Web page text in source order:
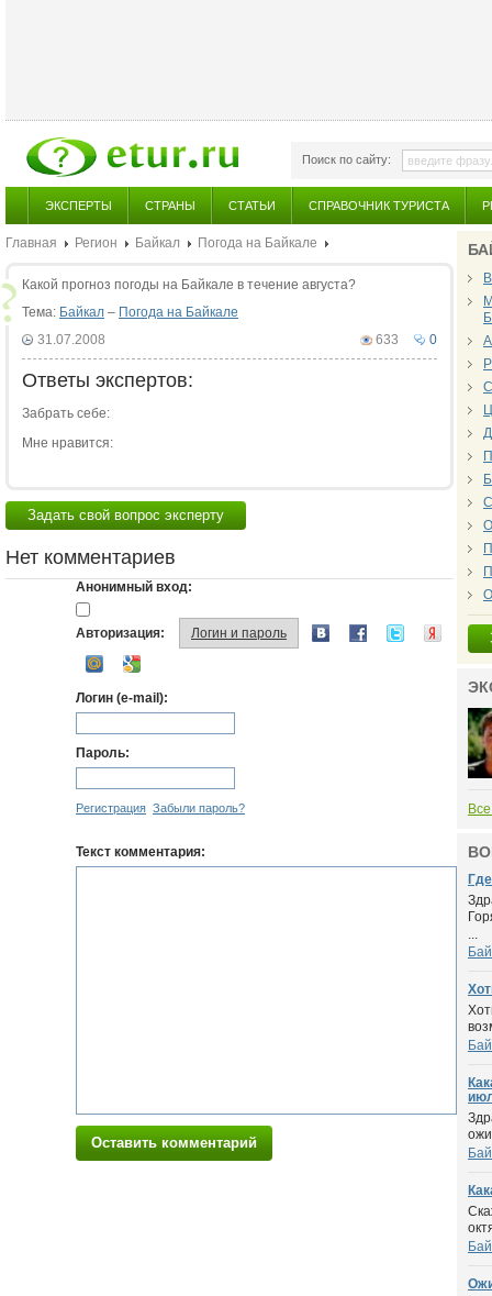
Поиск по сайту:
ЭКСПЕРТЫ СТРАНЫ СТАТЬИ СПРАВОЧНИК ТУРИСТА
Главная Регион Байкал Погода на Байкале
Какой прогноз погоды на Байкале в течение августа?
Тема: Байкал – Погода на Байкале
0
633
31.07.2008
Ответы экспертов:
Забрать себе:
Мне нравится:
Задать свой вопрос эксперту
Нет комментариев
Анонимный вход:
Авторизация: Логин и пароль
Логин (e-mail):
Пароль:
Регистрация Забыли пароль?
Текст комментария:
Оставить комментарий
...